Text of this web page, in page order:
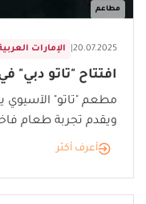
مطاعم
الإمارات 20.07.2025
افتتاح "تاتو دبي"
مطعم "تاتو" الآسيوي
ويقدم تجربة طعام
أعرف أكثر